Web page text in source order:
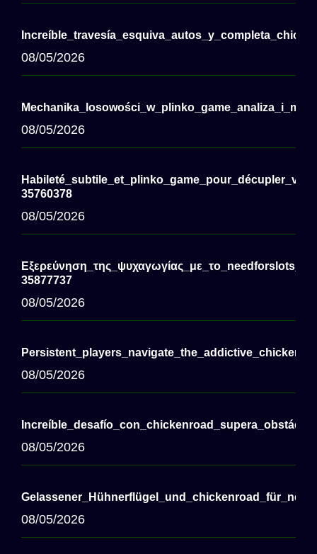
08/05/2026
08/05/2026
35760378
08/05/2026
35877737
08/05/2026
08/05/2026
08/05/2026
08/05/2026